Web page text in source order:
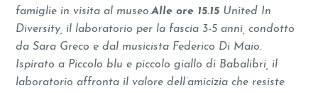
famiglie in visita al museo.Alle ore 15.15 United In
Diversity, il laboratorio per la fascia 3-5 anni, condotto
da Sara Greco e dal musicista Federico Di Maio.
Ispirato a Piccolo blu e piccolo giallo di Babalibri, il
laboratorio affronta il valore dell’amicizia che resiste